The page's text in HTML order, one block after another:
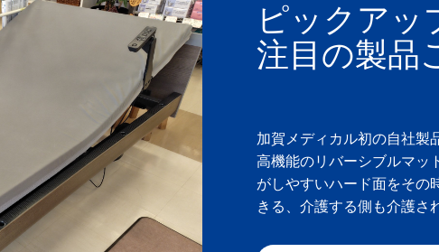
ピックアッ
注目の製品
加賀メディカル初の自社製
高機能のリバーシブルマッ
がしやすいハード面をその
きる、介護する側も介護さ